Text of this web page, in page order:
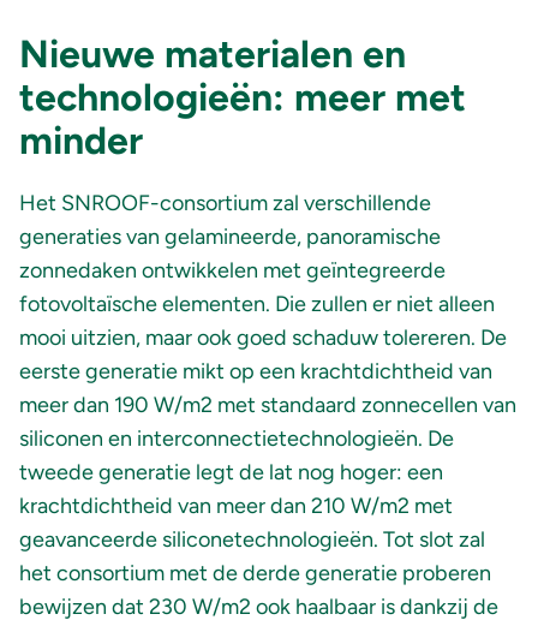
Nieuwe materialen en
technologieën: meer met
minder
Het SNROOF-consortium zal verschillende
generaties van gelamineerde, panoramische
zonnedaken ontwikkelen met geïntegreerde
fotovoltaïsche elementen. Die zullen er niet alleen
mooi uitzien, maar ook goed schaduw tolereren. De
eerste generatie mikt op een krachtdichtheid van
meer dan 190 W/m2 met standaard zonnecellen van
siliconen en interconnectietechnologieën. De
tweede generatie legt de lat nog hoger: een
krachtdichtheid van meer dan 210 W/m2 met
geavanceerde siliconetechnologieën. Tot slot zal
het consortium met de derde generatie proberen
bewijzen dat 230 W/m2 ook haalbaar is dankzij de